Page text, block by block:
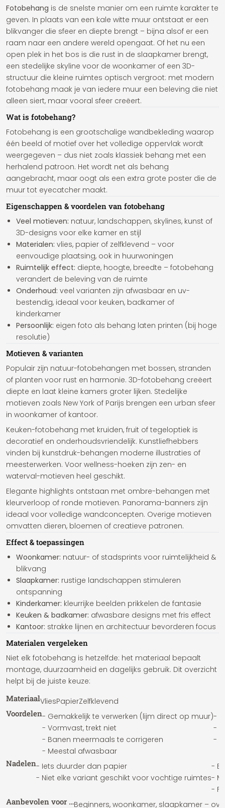
Fotobehang is de snelste manier om een ruimte karakter te
geven. In plaats van een kale witte muur ontstaat er een
blikvanger die sfeer en diepte brengt – bijna alsof er een
raam naar een andere wereld opengaat. Of het nu een
open plek in het bos is die rust in de slaapkamer brengt,
een stedelijke skyline voor de woonkamer of een 3D-
structuur die kleine ruimtes optisch vergroot: met modern
fotobehang maak je van iedere muur een beleving die niet
alleen siert, maar vooral sfeer creëert.
Wat is fotobehang?
Fotobehang is een grootschalige wandbekleding waarop
één beeld of motief over het volledige oppervlak wordt
weergegeven – dus niet zoals klassiek behang met een
herhalend patroon. Het wordt net als behang
aangebracht, maar oogt als een extra grote poster die de
muur tot eyecatcher maakt.
Eigenschappen & voordelen van fotobehang
Veel motieven: natuur, landschappen, skylines, kunst of
3D-designs voor elke kamer en stijl
Materialen: vlies, papier of zelfklevend – voor
eenvoudige plaatsing, ook in huurwoningen
Ruimtelijk effect: diepte, hoogte, breedte – fotobehang
verandert de beleving van de ruimte
Onderhoud: veel varianten zijn afwasbaar en uv-
bestendig, ideaal voor keuken, badkamer of
kinderkamer
Persoonlijk: eigen foto als behang laten printen (bij hoge
resolutie)
Motieven & varianten
Populair zijn natuur-fotobehangen met bossen, stranden
of planten voor rust en harmonie. 3D-fotobehang creëert
diepte en laat kleine kamers groter lijken. Stedelijke
motieven zoals New York of Parijs brengen een urban sfeer
in woonkamer of kantoor.
Keuken-fotobehang met kruiden, fruit of tegeloptiek is
decoratief en onderhoudsvriendelijk. Kunstliefhebbers
vinden bij kunstdruk-behangen moderne illustraties of
meesterwerken. Voor wellness-hoeken zijn zen- en
waterval-motieven heel geschikt.
Elegante highlights ontstaan met ombre-behangen met
kleurverloop of ronde motieven. Panorama-banners zijn
ideaal voor volledige wandconcepten. Overige motieven
omvatten dieren, bloemen of creatieve patronen.
Effect & toepassingen
Woonkamer: natuur- of stadsprints voor ruimtelijkheid &
blikvang
Slaapkamer: rustige landschappen stimuleren
ontspanning
Kinderkamer: kleurrijke beelden prikkelen de fantasie
Keuken & badkamer: afwasbare designs met fris effect
Kantoor: strakke lijnen en architectuur bevorderen focus
Materialen vergeleken
Niet elk fotobehang is hetzelfde: het materiaal bepaalt
montage, duurzaamheid en dagelijks gebruik. Dit overzicht
helpt bij de juiste keuze:
MateriaalVliesPapierZelfklevend
Voordelen- Gemakkelijk te verwerken (lijm direct op muur)
- Vormvast, trekt niet
- Banen meermaals te corrigeren
- Meestal afwasbaar
-
-
-
Nadelen- Iets duurder dan papier
- Niet elke variant geschikt voor vochtige ruimtes
-
-
-
Aanbevolen voor …Beginners, woonkamer, slaapkamer –